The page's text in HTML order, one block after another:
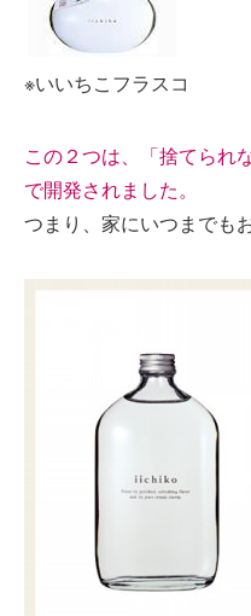
※いいちこフラスコ
この２つは、「捨てられ
で開発されました。
つまり、家にいつまでも